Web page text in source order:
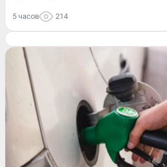
5 часов 214